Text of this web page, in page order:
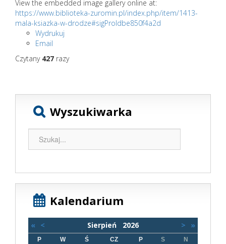
View the embedded image gallery online at:
https://www.biblioteka-zuromin.pl/index.php/item/1413-
mala-ksiazka-w-drodze#sigProIdbe850f4a2d
Wydrukuj
Email
Czytany 427 razy
Wyszukiwarka
Kalendarium
« < Sierpień 2026 > »
P W Ś CZ P S N